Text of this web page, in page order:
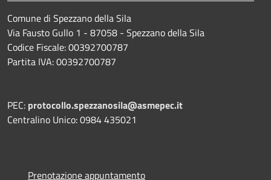
Comune di Spezzano della Sila
Via Fausto Gullo 1 - 87058 - Spezzano della Sila
Codice Fiscale: 00392700787
Partita IVA: 00392700787
PEC: protocollo.spezzanosila@asmepec.it
Centralino Unico: 0984 435021
Prenotazione appuntamento